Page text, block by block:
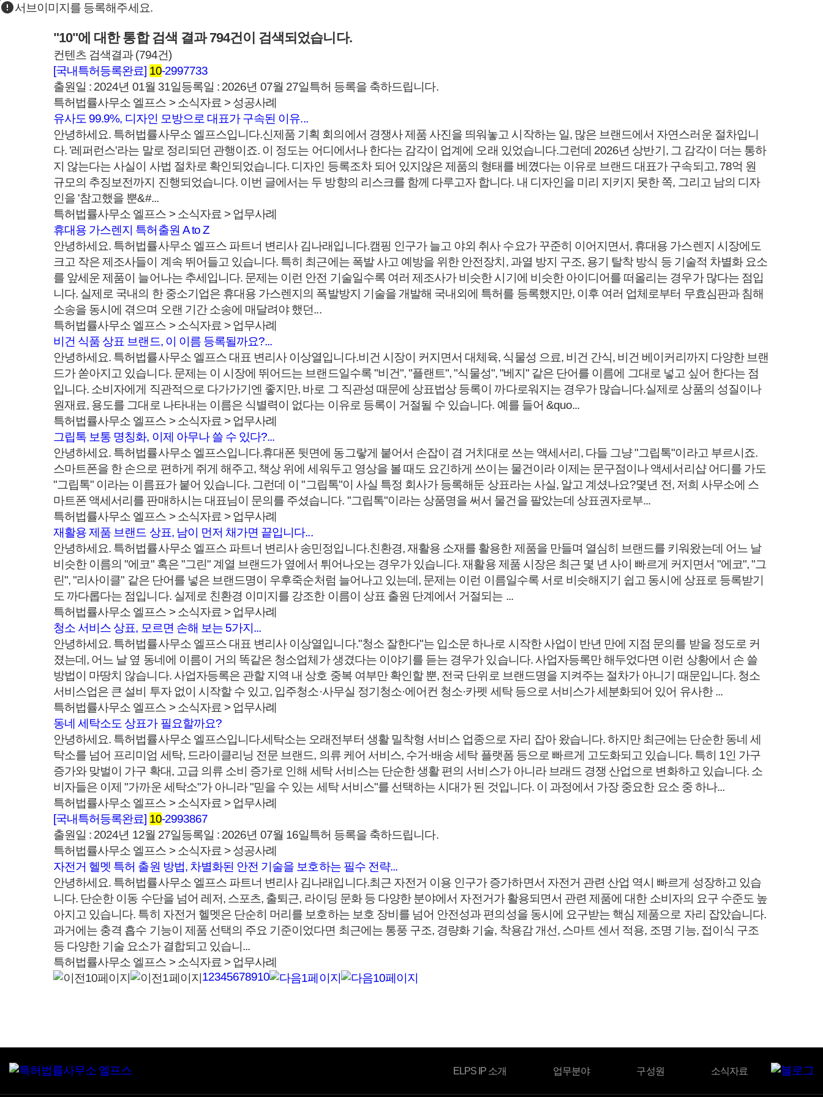
본문바로가기
error서브이미지를 등록해주세요.
"10"에 대한 통합 검색 결과794건이 검색되었습니다.
컨텐츠 검색결과(794건)
[국내특허등록완료] 10-2997733
출원일 : 2024년 01월 31일등록일 : 2026년 07월 27일특허 등록을 축하드립니다.
특허법률사무소 엘프스 > 소식자료 > 성공사례
유사도 99.9%, 디자인 모방으로 대표가 구속된 이유...
안녕하세요. 특허법률사무소 엘프스입니다.​신제품 기획 회의에서 경쟁사 제품 사진을 띄워놓고 시작하는 일, 많은 브랜드에서 자연스러운 절차입니
다. '레퍼런스'라는 말로 정리되던 관행이죠. 이 정도는 어디에서나 한다는 감각이 업계에 오래 있었습니다.그런데 2026년 상반기, 그 감각이 더는 통하
지 않는다는 사실이 사법 절차로 확인되었습니다. 디자인 등록조차 되어 있지않은 제품의 형태를 베꼈다는 이유로 브랜드 대표가 구속되고, 78억 원
규모의 추징보전까지 진행되었습니다. 이번 글에서는 두 방향의 리스크를 함께 다루고자 합니다. 내 디자인을 미리 지키지 못한 쪽, 그리고 남의 디자
인을 '참고했을 뿐&#...
특허법률사무소 엘프스 > 소식자료 > 업무사례
휴대용 가스렌지 특허출원 A to Z
안녕하세요. 특허법률사무소 엘프스 파트너 변리사 김나래입니다.캠핑 인구가 늘고 야외 취사 수요가 꾸준히 이어지면서, 휴대용 가스렌지 시장에도
크고 작은 제조사들이 계속 뛰어들고 있습니다. 특히 최근에는 폭발 사고 예방을 위한 안전장치, 과열 방지 구조, 용기 탈착 방식 등 기술적 차별화 요소
를 앞세운 제품이 늘어나는 추세입니다. 문제는 이런 안전 기술일수록 여러 제조사가 비슷한 시기에 비슷한 아이디어를 떠올리는 경우가 많다는 점입
니다. 실제로 국내의 한 중소기업은 휴대용 가스렌지의 폭발방지 기술을 개발해 국내외에 특허를 등록했지만, 이후 여러 업체로부터 무효심판과 침해
소송을 동시에 겪으며 오랜 기간 소송에 매달려야 했던...
특허법률사무소 엘프스 > 소식자료 > 업무사례
비건 식품 상표 브랜드, 이 이름 등록될까요?...
안녕하세요. 특허법률사무소 엘프스 대표 변리사 이상열입니다.​비건 시장이 커지면서 대체육, 식물성 으료, 비건 간식, 비건 베이커리까지 다양한 브랜
드가 쏟아지고 있습니다. 문제는 이 시장에 뛰어드는 브랜드일수록 "비건", "플랜트", "식물성", "베지" 같은 단어를 이름에 그대로 넣고 싶어 한다는 점
입니다. 소비자에게 직관적으로 다가가기엔 좋지만, 바로 그 직관성 때문에 상표법상 등록이 까다로워지는 경우가 많습니다.실제로 상품의 성질이나
원재료, 용도를 그대로 나타내는 이름은 식별력이 없다는 이유로 등록이 거절될 수 있습니다. 예를 들어 &quo...
특허법률사무소 엘프스 > 소식자료 > 업무사례
그립톡 보통 명칭화, 이제 아무나 쓸 수 있다?...
안녕하세요. 특허법률사무소 엘프스입니다.​휴대폰 뒷면에 동그랗게 붙어서 손잡이 겸 거치대로 쓰는 액세서리, 다들 그냥 "그립톡"이라고 부르시죠.
스마트폰을 한 손으로 편하게 쥐게 해주고, 책상 위에 세워두고 영상을 볼 때도 요긴하게 쓰이는 물건이라 이제는 문구점이나 액세서리샵 어디를 가도
"그립톡" 이라는 이름표가 붙어 있습니다. 그런데 이 "그립톡"이 사실 특정 회사가 등록해둔 상표라는 사실, 알고 계셨나요?몇년 전, 저희 사무소에 스
마트폰 액세서리를 판매하시는 대표님이 문의를 주셨습니다. "그립톡"이라는 상품명을 써서 물건을 팔았는데 상표권자로부...
특허법률사무소 엘프스 > 소식자료 > 업무사례
재활용 제품 브랜드 상표, 남이 먼저 채가면 끝입니다...
안녕하세요. 특허법률사무소 엘프스 파트너 변리사 송민정입니다.​친환경, 재활용 소재를 활용한 제품을 만들며 열심히 브랜드를 키워왔는데 어느 날
비슷한 이름의 "에코" 혹은 "그린" 계열 브랜드가 옆에서 튀어나오는 경우가 있습니다. 재활용 제품 시장은 최근 몇 년 사이 빠르게 커지면서 "에코", "그
린", "리사이클" 같은 단어를 넣은 브랜드명이 우후죽순처럼 늘어나고 있는데, 문제는 이런 이름일수록 서로 비슷해지기 쉽고 동시에 상표로 등록받기
도 까다롭다는 점입니다. 실제로 친환경 이미지를 강조한 이름이 상표 출원 단계에서 거절되는 ...
특허법률사무소 엘프스 > 소식자료 > 업무사례
청소 서비스 상표, 모르면 손해 보는 5가지...
안녕하세요. 특허법률사무소 엘프스 대표 변리사 이상열입니다."청소 잘한다"는 입소문 하나로 시작한 사업이 반년 만에 지점 문의를 받을 정도로 커
졌는데, 어느 날 옆 동네에 이름이 거의 똑같은 청소업체가 생겼다는 이야기를 듣는 경우가 있습니다. 사업자등록만 해두었다면 이런 상황에서 손 쓸
방법이 마땅치 않습니다. 사업자등록은 관할 지역 내 상호 중복 여부만 확인할 뿐, 전국 단위로 브랜드명을 지켜주는 절차가 아니기 때문입니다. 청소
서비스업은 큰 설비 투자 없이 시작할 수 있고, 입주청소·사무실 정기청소·에어컨 청소·카펫 세탁 등으로 서비스가 세분화되어 있어 유사한 ...
특허법률사무소 엘프스 > 소식자료 > 업무사례
동네 세탁소도 상표가 필요할까요?
안녕하세요. 특허법률사무소 엘프스입니다.세탁소는 오래전부터 생활 밀착형 서비스 업종으로 자리 잡아 왔습니다. 하지만 최근에는 단순한 동네 세
탁소를 넘어 프리미엄 세탁, 드라이클리닝 전문 브랜드, 의류 케어 서비스, 수거·배송 세탁 플랫폼 등으로 빠르게 고도화되고 있습니다. 특히 1인 가구
증가와 맞벌이 가구 확대, 고급 의류 소비 증가로 인해 세탁 서비스는 단순한 생활 편의 서비스가 아니라 브래드 경쟁 산업으로 변화하고 있습니다. 소
비자들은 이제 "가까운 세탁소"가 아니라 "믿을 수 있는 세탁 서비스"를 선택하는 시대가 된 것입니다. 이 과정에서 가장 중요한 요소 중 하나...
특허법률사무소 엘프스 > 소식자료 > 업무사례
[국내특허등록완료] 10-2993867
출원일 : 2024년 12월 27일등록일 : 2026년 07월 16일특허 등록을 축하드립니다.
특허법률사무소 엘프스 > 소식자료 > 성공사례
자전거 헬멧 특허 출원 방법, 차별화된 안전 기술을 보호하는 필수 전략...
안녕하세요. 특허법률사무소 엘프스 파트너 변리사 김나래입니다.​최근 자전거 이용 인구가 증가하면서 자전거 관련 산업 역시 빠르게 성장하고 있습
니다. 단순한 이동 수단을 넘어 레저, 스포츠, 출퇴근, 라이딩 문화 등 다양한 분야에서 자전거가 활용되면서 관련 제품에 대한 소비자의 요구 수준도 높
아지고 있습니다. 특히 자전거 헬멧은 단순히 머리를 보호하는 보호 장비를 넘어 안전성과 편의성을 동시에 요구받는 핵심 제품으로 자리 잡았습니다.
과거에는 충격 흡수 기능이 제품 선택의 주요 기준이었다면 최근에는 통풍 구조, 경량화 기술, 착용감 개선, 스마트 센서 적용, 조명 기능, 접이식 구조
등 다양한 기술 요소가 결합되고 있습니...
특허법률사무소 엘프스 > 소식자료 > 업무사례
12345678910
ELPS IP 소개 업무분야 구성원 소식자료